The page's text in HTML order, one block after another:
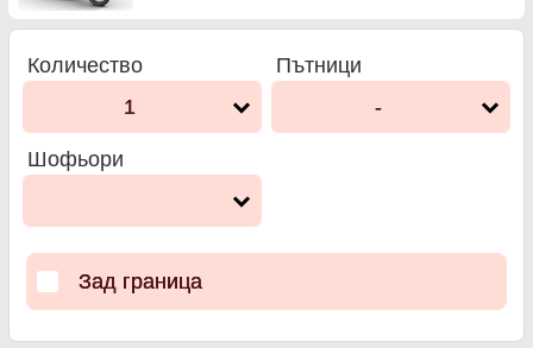
Количество
1
Пътници
-
Шофьори
Зад граница